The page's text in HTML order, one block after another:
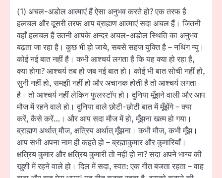
(1) अचल-अडोल आत्माएं हैं ऐसा अनुभव करते हो? एक तरफ है
हलचल और दूसरी तरफ आप ब्राह्मण आत्माएं सदा अचल हैं। जितनी
वहाँ हलचल है उतनी आपके अन्दर अचल-अडोल स्थिति का अनुभव
बढ़ता जा रहा है। कुछ भी हो जाये, सबसे सहज युक्ति है – नथिंग न्यु।
कोई नई बात नहीं है। कभी आश्चर्य लगता है कि यह क्या हो रहा है,
क्या होगा? आश्चर्य तब हो जब नई बात हो। कोई भी बात सोची नहीं हो,
सुनी नहीं हो, समझी नहीं हो और अचानक होती है तो आश्चर्य लगता
है। तो आश्चर्य नहीं लेकिन फुलस्टॉप हो। दुनिया मूँझने वाली और आप
मौज में रहने वाले हो। दुनिया वाले छोटी-छोटी बात में मूँझेंगे – क्या
करें, कैसे करें…। और आप सदा मौज में हो, मूँझना खत्म हो गया।
ब्राह्मण अर्थात् मौज, क्षत्रिय अर्थात् मूँझना। कभी मौज, कभी मूँझ।
आप सभी अपना नाम ही कहते हो – ब्रह्माकुमार और कुमारियाँ।
क्षत्रिय कुमार और क्षत्रिय कुमारी तो नहीं हो ना? सदा अपने भाग्य की
खुशी में रहने वाले हो। दिल में सदा, स्वत: एक गीत बजता रहता – वाह